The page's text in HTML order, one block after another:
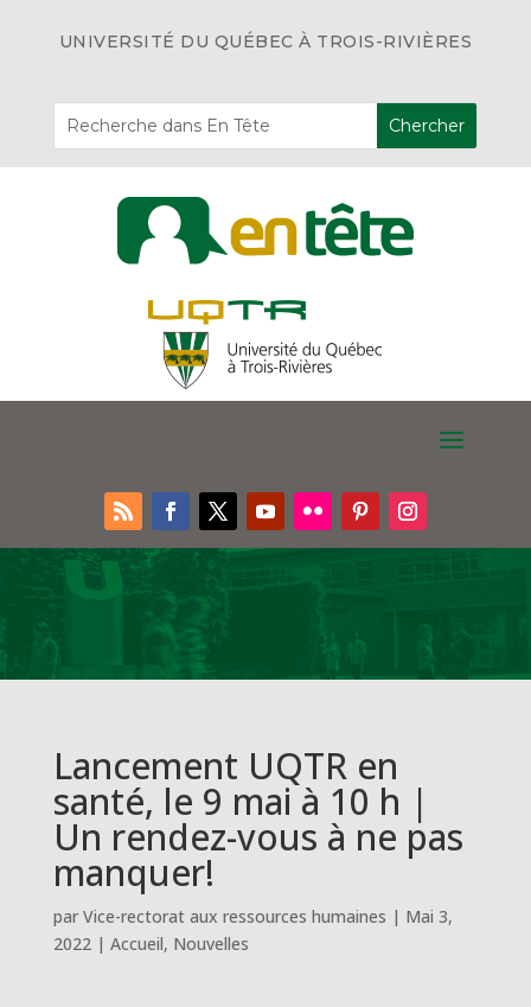
UNIVERSITÉ DU QUÉBEC À TROIS-RIVIÈRES
Lancement UQTR en
santé, le 9 mai à 10 h |
Un rendez-vous à ne pas
manquer!
par Vice-rectorat aux ressources humaines | Mai 3,
2022| Accueil, Nouvelles